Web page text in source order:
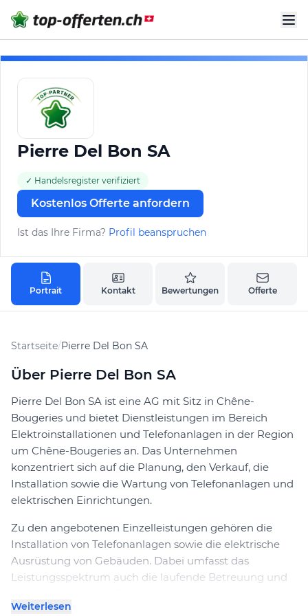
Pierre Del Bon SA
✓ Handelsregister verifiziert
Kostenlos Offerte anfordern
Ist das Ihre Firma? Profil beanspruchen
Portrait Kontakt Bewertungen Offerte
Startseite/Pierre Del Bon SA
Über Pierre Del Bon SA
Pierre Del Bon SA ist eine AG mit Sitz in Chêne-
Bougeries und bietet Dienstleistungen im Bereich
Elektroinstallationen und Telefonanlagen in der Region
um Chêne-Bougeries an. Das Unternehmen
konzentriert sich auf die Planung, den Verkauf, die
Installation sowie die Wartung von Telefonanlagen und
elektrischen Einrichtungen.
Zu den angebotenen Einzelleistungen gehören die
Installation von Telefonanlagen sowie die elektrische
Ausrüstung von Gebäuden. Dabei umfasst das
Leistungsspektrum auch die laufende Betreuung und
sicherzustellen. Die Kunden profitieren von einer
Weiterlesen